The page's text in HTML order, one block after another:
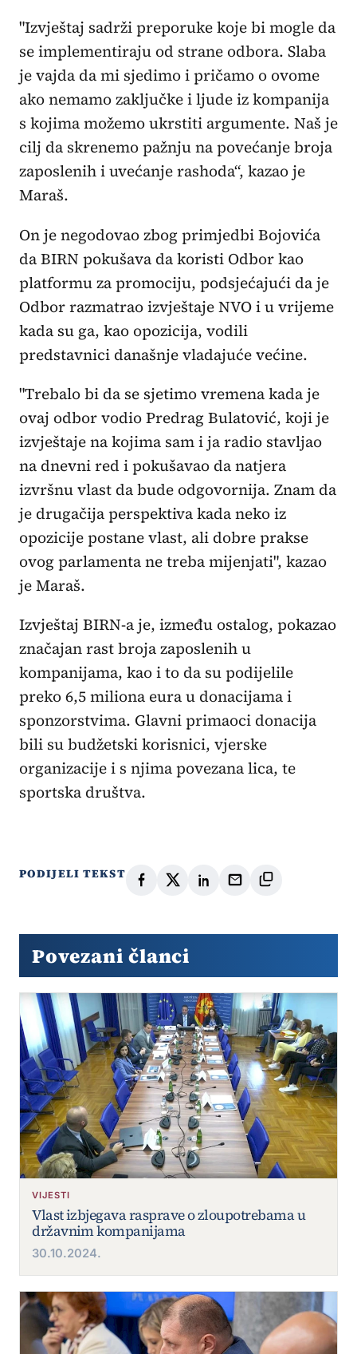
"Izvještaj sadrži preporuke koje bi mogle da
se implementiraju od strane odbora. Slaba
je vajda da mi sjedimo i pričamo o ovome
ako nemamo zaključke i ljude iz kompanija
s kojima možemo ukrstiti argumente. Naš je
cilj da skrenemo pažnju na povećanje broja
zaposlenih i uvećanje rashoda“, kazao je
Maraš.
On je negodovao zbog primjedbi Bojovića
da BIRN pokušava da koristi Odbor kao
platformu za promociju, podsjećajući da je
Odbor razmatrao izvještaje NVO i u vrijeme
kada su ga, kao opozicija, vodili
predstavnici današnje vladajuće većine.
"Trebalo bi da se sjetimo vremena kada je
ovaj odbor vodio Predrag Bulatović, koji je
izvještaje na kojima sam i ja radio stavljao
na dnevni red i pokušavao da natjera
izvršnu vlast da bude odgovornija. Znam da
je drugačija perspektiva kada neko iz
opozicije postane vlast, ali dobre prakse
ovog parlamenta ne treba mijenjati", kazao
je Maraš.
Izvještaj BIRN-a je, između ostalog, pokazao
značajan rast broja zaposlenih u
kompanijama, kao i to da su podijelile
preko 6,5 miliona eura u donacijama i
sponzorstvima. Glavni primaoci donacija
bili su budžetski korisnici, vjerske
organizacije i s njima povezana lica, te
sportska društva.
PODIJELI TEKST
Povezani članci
VIJESTI
Vlast izbjegava rasprave o zloupotrebama u
državnim kompanijama
30.10.2024.